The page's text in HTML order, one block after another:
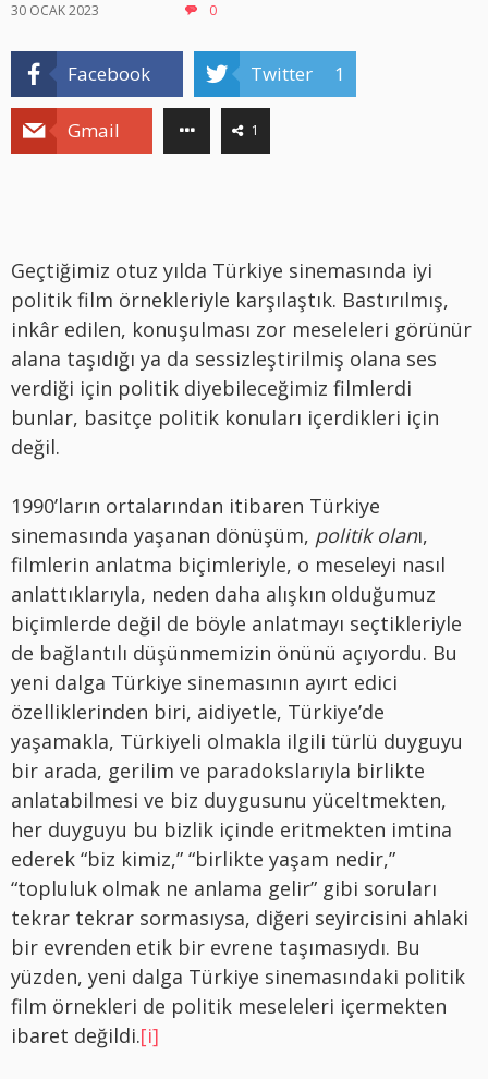
30 OCAK 2023
0
Facebook Twitter 1
Gmail 1
Geçtiğimiz otuz yılda Türkiye sinemasında iyi
politik film örnekleriyle karşılaştık. Bastırılmış,
inkâr edilen, konuşulması zor meseleleri görünür
alana taşıdığı ya da sessizleştirilmiş olana ses
verdiği için politik diyebileceğimiz filmlerdi
bunlar, basitçe politik konuları içerdikleri için
değil.
1990’ların ortalarından itibaren Türkiye
sinemasında yaşanan dönüşüm, politik olanı,
filmlerin anlatma biçimleriyle, o meseleyi nasıl
anlattıklarıyla, neden daha alışkın olduğumuz
biçimlerde değil de böyle anlatmayı seçtikleriyle
de bağlantılı düşünmemizin önünü açıyordu. Bu
yeni dalga Türkiye sinemasının ayırt edici
özelliklerinden biri, aidiyetle, Türkiye’de
yaşamakla, Türkiyeli olmakla ilgili türlü duyguyu
bir arada, gerilim ve paradokslarıyla birlikte
anlatabilmesi ve biz duygusunu yüceltmekten,
her duyguyu bu bizlik içinde eritmekten imtina
ederek “biz kimiz,” “birlikte yaşam nedir,”
“topluluk olmak ne anlama gelir” gibi soruları
tekrar tekrar sormasıysa, diğeri seyircisini ahlaki
bir evrenden etik bir evrene taşımasıydı. Bu
yüzden, yeni dalga Türkiye sinemasındaki politik
film örnekleri de politik meseleleri içermekten
ibaret değildi.[i]